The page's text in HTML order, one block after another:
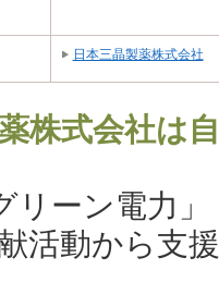
日本三晶製薬株式会社
株式会社は
リーン電力
活動から支